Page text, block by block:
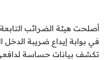
أصلحت هيئة الضرائب
في بوابة إيداع ضريبة الدخل
تكشف بيانات حساسة